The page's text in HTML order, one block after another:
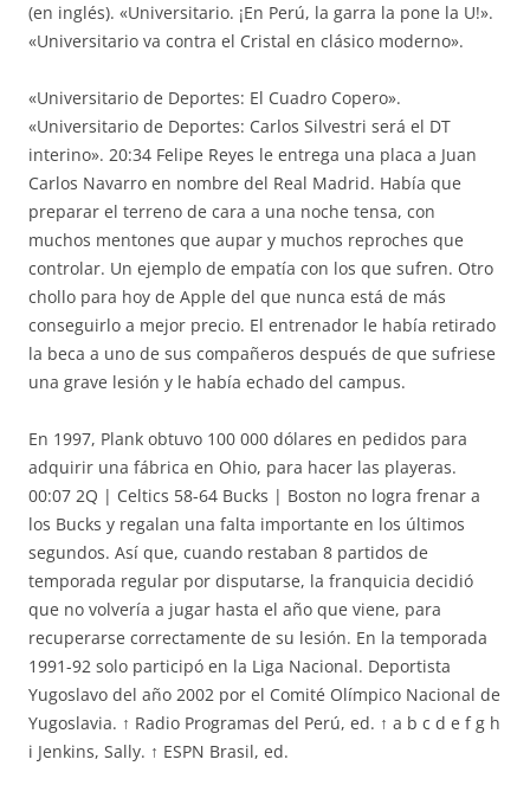
(en inglés). «Universitario. ¡En Perú, la garra la pone la U!».
«Universitario va contra el Cristal en clásico moderno».
«Universitario de Deportes: El Cuadro Copero».
«Universitario de Deportes: Carlos Silvestri será el DT
interino». 20:34 Felipe Reyes le entrega una placa a Juan
Carlos Navarro en nombre del Real Madrid. Había que
preparar el terreno de cara a una noche tensa, con
muchos mentones que aupar y muchos reproches que
controlar. Un ejemplo de empatía con los que sufren. Otro
chollo para hoy de Apple del que nunca está de más
conseguirlo a mejor precio. El entrenador le había retirado
la beca a uno de sus compañeros después de que sufriese
una grave lesión y le había echado del campus.
En 1997, Plank obtuvo 100 000 dólares en pedidos para
adquirir una fábrica en Ohio, para hacer las playeras.
00:07 2Q | Celtics 58-64 Bucks | Boston no logra frenar a
los Bucks y regalan una falta importante en los últimos
segundos. Así que, cuando restaban 8 partidos de
temporada regular por disputarse, la franquicia decidió
que no volvería a jugar hasta el año que viene, para
recuperarse correctamente de su lesión. En la temporada
1991-92 solo participó en la Liga Nacional. Deportista
Yugoslavo del año 2002 por el Comité Olímpico Nacional de
Yugoslavia. ↑ Radio Programas del Perú, ed. ↑ a b c d e f g h
i Jenkins, Sally. ↑ ESPN Brasil, ed.